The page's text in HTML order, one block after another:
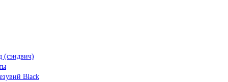
(сэндвич)
Black